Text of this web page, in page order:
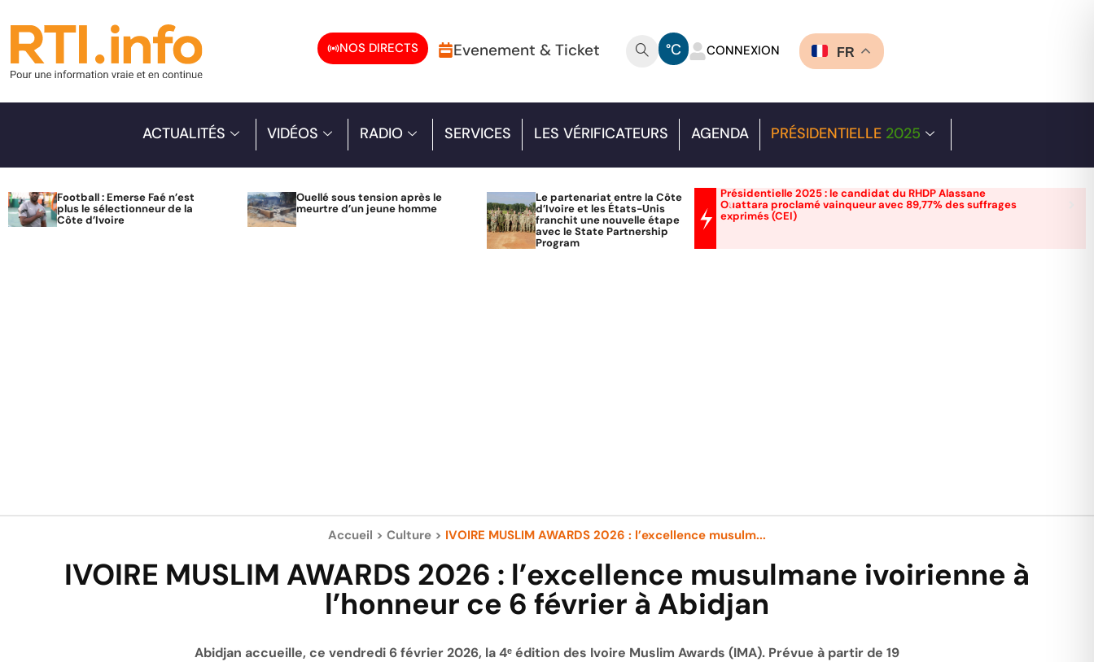
NOS DIRECTS Evenement & Ticket °C CONNEXION FR
ACTUALITÉS VIDÉOS RADIO SERVICES LES VÉRIFICATEURS AGENDA PRÉSIDENTIELLE 2025
Football : Emerse Faé n’est
plus le sélectionneur de la
Côte d’Ivoire
Ouellé sous tension après le
meurtre d’un jeune homme
Le partenariat entre la Côte
d’Ivoire et les États-Unis
franchit une nouvelle étape
avec le State Partnership
Program
Présidentielle 2025 : le candidat du RHDP Alassane
Ouattara proclamé vainqueur avec 89,77% des suffrages
exprimés (CEI)
Accueil > Culture > IVOIRE MUSLIM AWARDS 2026 : l’excellence musulm...
IVOIRE MUSLIM AWARDS 2026 : l’excellence musulmane ivoirienne à
l’honneur ce 6 février à Abidjan
Abidjan accueille, ce vendredi 6 février 2026, la 4ᵉ édition des Ivoire Muslim Awards (IMA). Prévue à partir de 19